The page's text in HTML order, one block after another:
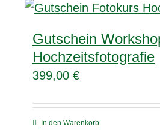
Gutschein
Hochzeitsfotografie
399,00 €
In den Warenkorb